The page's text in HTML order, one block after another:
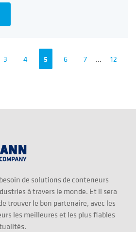
3 4 5 6 7 ...
12
de solutions de conteneurs
à travers le monde. Et il sera
trouver le bon partenaire, avec les
les meilleures et les plus fiables